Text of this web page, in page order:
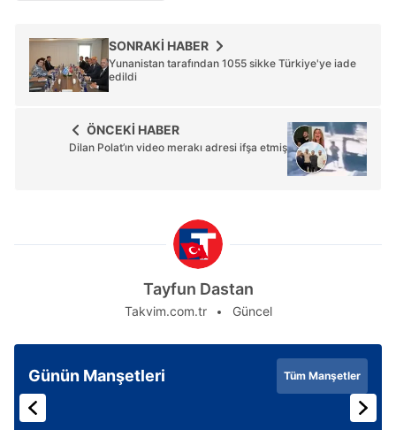
SONRAKİ HABER
Yunanistan tarafından 1055 sikke Türkiye'ye iade
edildi
ÖNCEKİ HABER
Dilan Polat’ın video merakı adresi ifşa etmiş
Tayfun Dastan
Takvim.com.tr Güncel
Günün Manşetleri Tüm Manşetler